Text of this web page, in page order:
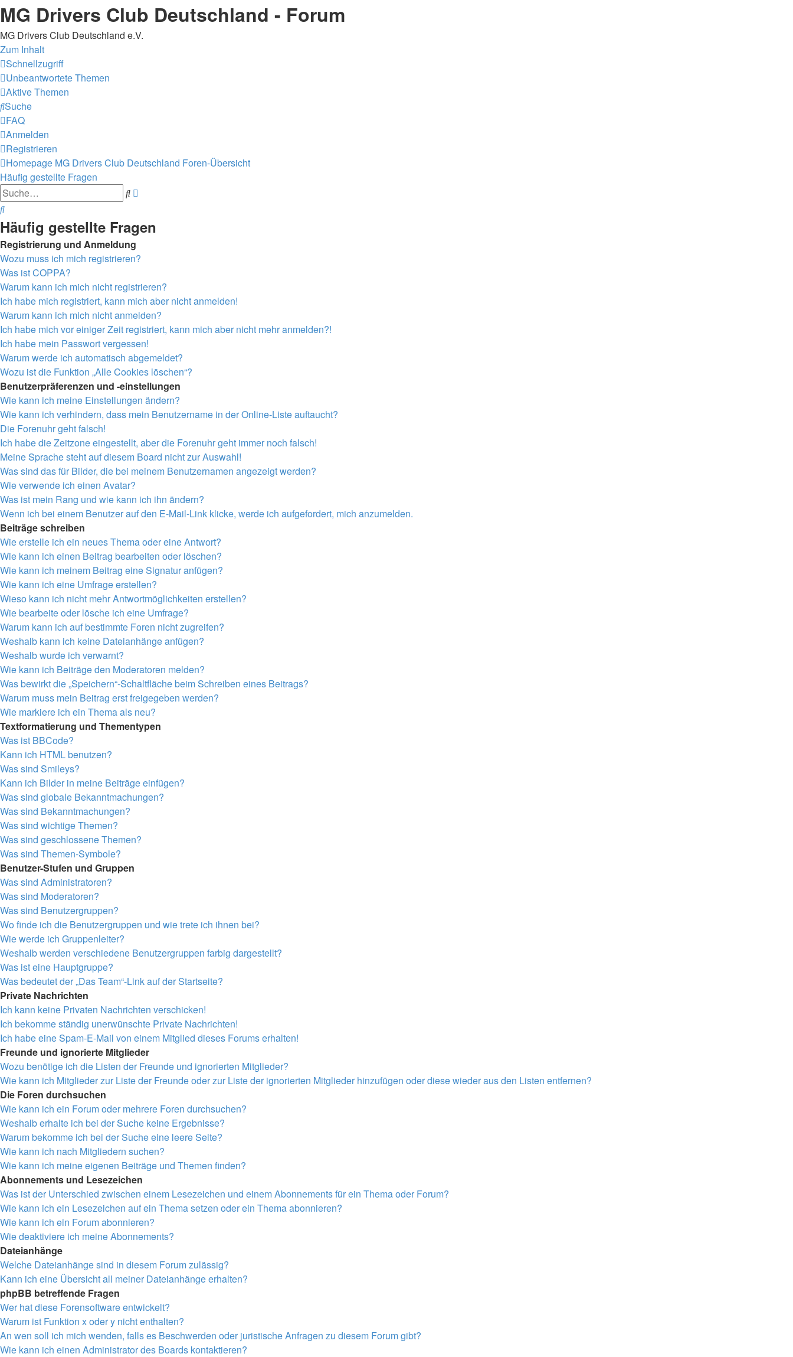
MG Drivers Club Deutschland - Forum
MG Drivers Club Deutschland e.V.
Zum Inhalt
Schnellzugriff
Unbeantwortete Themen
Aktive Themen
Suche
FAQ
Anmelden
Registrieren
Homepage MG Drivers Club Deutschland Foren-Übersicht
Häufig gestellte Fragen
Suche
Suche
Häufig gestellte Fragen
Registrierung und Anmeldung
Wozu muss ich mich registrieren?
Was ist COPPA?
Warum kann ich mich nicht registrieren?
Ich habe mich registriert, kann mich aber nicht anmelden!
Warum kann ich mich nicht anmelden?
Ich habe mich vor einiger Zeit registriert, kann mich aber nicht mehr anmelden?!
Ich habe mein Passwort vergessen!
Warum werde ich automatisch abgemeldet?
Wozu ist die Funktion „Alle Cookies löschen“?
Benutzerpräferenzen und -einstellungen
Wie kann ich meine Einstellungen ändern?
Wie kann ich verhindern, dass mein Benutzername in der Online-Liste auftaucht?
Die Forenuhr geht falsch!
Ich habe die Zeitzone eingestellt, aber die Forenuhr geht immer noch falsch!
Meine Sprache steht auf diesem Board nicht zur Auswahl!
Was sind das für Bilder, die bei meinem Benutzernamen angezeigt werden?
Wie verwende ich einen Avatar?
Was ist mein Rang und wie kann ich ihn ändern?
Wenn ich bei einem Benutzer auf den E-Mail-Link klicke, werde ich aufgefordert, mich anzumelden.
Beiträge schreiben
Wie erstelle ich ein neues Thema oder eine Antwort?
Wie kann ich einen Beitrag bearbeiten oder löschen?
Wie kann ich meinem Beitrag eine Signatur anfügen?
Wie kann ich eine Umfrage erstellen?
Wieso kann ich nicht mehr Antwortmöglichkeiten erstellen?
Wie bearbeite oder lösche ich eine Umfrage?
Warum kann ich auf bestimmte Foren nicht zugreifen?
Weshalb kann ich keine Dateianhänge anfügen?
Weshalb wurde ich verwarnt?
Wie kann ich Beiträge den Moderatoren melden?
Was bewirkt die „Speichern“-Schaltfläche beim Schreiben eines Beitrags?
Warum muss mein Beitrag erst freigegeben werden?
Wie markiere ich ein Thema als neu?
Textformatierung und Thementypen
Was ist BBCode?
Kann ich HTML benutzen?
Was sind Smileys?
Kann ich Bilder in meine Beiträge einfügen?
Was sind globale Bekanntmachungen?
Was sind Bekanntmachungen?
Was sind wichtige Themen?
Was sind geschlossene Themen?
Was sind Themen-Symbole?
Benutzer-Stufen und Gruppen
Was sind Administratoren?
Was sind Moderatoren?
Was sind Benutzergruppen?
Wo finde ich die Benutzergruppen und wie trete ich ihnen bei?
Wie werde ich Gruppenleiter?
Weshalb werden verschiedene Benutzergruppen farbig dargestellt?
Was ist eine Hauptgruppe?
Was bedeutet der „Das Team“-Link auf der Startseite?
Private Nachrichten
Ich kann keine Privaten Nachrichten verschicken!
Ich bekomme ständig unerwünschte Private Nachrichten!
Ich habe eine Spam-E-Mail von einem Mitglied dieses Forums erhalten!
Freunde und ignorierte Mitglieder
Wozu benötige ich die Listen der Freunde und ignorierten Mitglieder?
Wie kann ich Mitglieder zur Liste der Freunde oder zur Liste der ignorierten Mitglieder hinzufügen oder diese wieder aus den Listen entfernen?
Die Foren durchsuchen
Wie kann ich ein Forum oder mehrere Foren durchsuchen?
Weshalb erhalte ich bei der Suche keine Ergebnisse?
Warum bekomme ich bei der Suche eine leere Seite?
Wie kann ich nach Mitgliedern suchen?
Wie kann ich meine eigenen Beiträge und Themen finden?
Abonnements und Lesezeichen
Was ist der Unterschied zwischen einem Lesezeichen und einem Abonnements für ein Thema oder Forum?
Wie kann ich ein Lesezeichen auf ein Thema setzen oder ein Thema abonnieren?
Wie kann ich ein Forum abonnieren?
Wie deaktiviere ich meine Abonnements?
Dateianhänge
Welche Dateianhänge sind in diesem Forum zulässig?
Kann ich eine Übersicht all meiner Dateianhänge erhalten?
phpBB betreffende Fragen
Wer hat diese Forensoftware entwickelt?
Warum ist Funktion x oder y nicht enthalten?
An wen soll ich mich wenden, falls es Beschwerden oder juristische Anfragen zu diesem Forum gibt?
Wie kann ich einen Administrator des Boards kontaktieren?